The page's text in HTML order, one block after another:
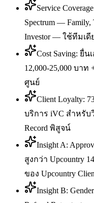
Service
Spectrum — Family,
Investor — ใช้ทีมเ
Cost Saving: ยื่
12,000-25,000 บา
ศูนย์
Client Loyalty:
บริการ iVC สำหรับ
Record พิสูจน์
Insight A:
สูงกว่า Upcountry
ของ Upcountry
Insight B: